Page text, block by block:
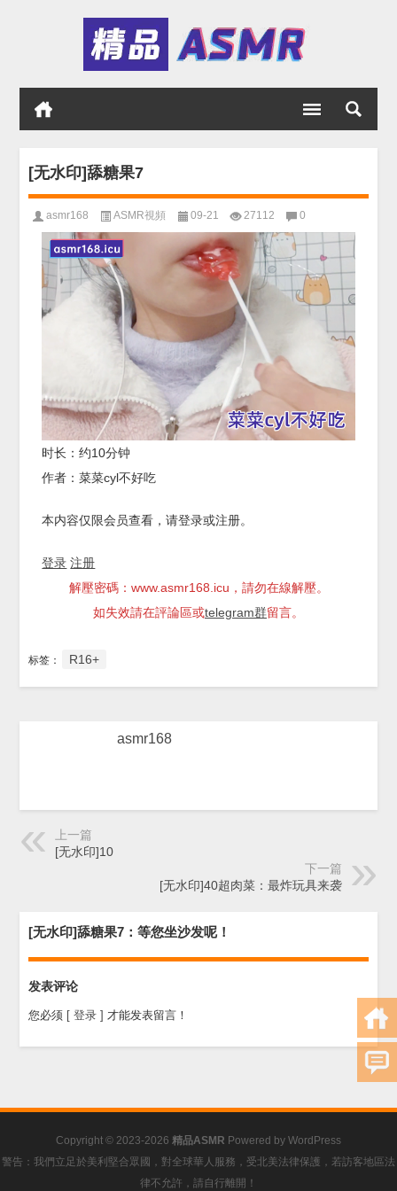
[无水印]舔糖果7
asmr168 ASMR視頻 09-21 27112 0
时长：约10分钟
作者：菜菜cyl不好吃
本内容仅限会员查看，请登录或注册。
登录 注册
解壓密碼：www.asmr168.icu，請勿在線解壓。
如失效請在評論區或telegram群留言。
标签： R16+
asmr168
上一篇
[无水印]10
下一篇
[无水印]40超肉菜：最炸玩具来袭
[无水印]舔糖果7：等您坐沙发呢！
发表评论
您必须 [ 登录 ] 才能发表留言！
Copyright © 2023-2026 精品ASMR Powered by WordPress
警告：我們立足於美利堅合眾國，對全球華人服務，受北美法律保護，若訪客地區法
律不允許，請自行離開！